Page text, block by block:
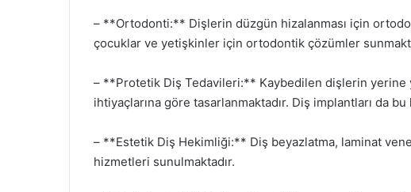
– **Ortodonti:** Dişlerin düzgün hizalanması için
çocuklar ve yetişkinler için ortodontik çözümler
– **Protetik Diş Tedavileri:** Kaybedilen dişlerin yerine
ihtiyaçlarına göre tasarlanmaktadır. Diş implantları da
– **Estetik Diş Hekimliği:** Diş beyazlatma, laminat
hizmetleri sunulmaktadır.